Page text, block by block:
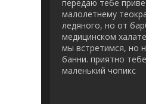
передаю тебе
малолетнему
ледяного, но от
медицинском
мы встретимся, но
банни. приятно
маленький чопикс